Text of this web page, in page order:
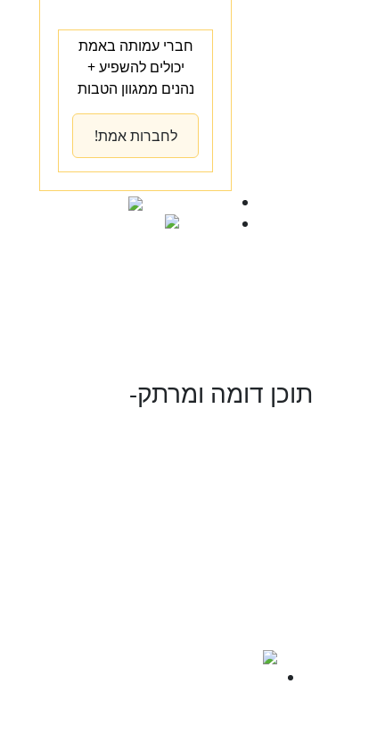
חברי עמותה באמת
יכולים להשפיע +
נהנים ממגוון הטבות
לחברות אמת!
תוכן דומה ומרתק-